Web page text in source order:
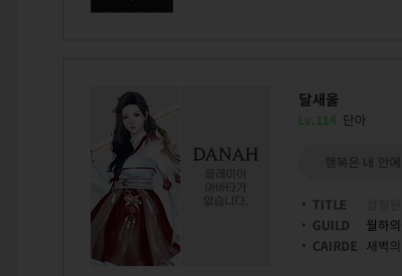
달새울
Lv.114 단아
행복은 내 안
TITLE
GUILD
월하
CAIRDE 새벽